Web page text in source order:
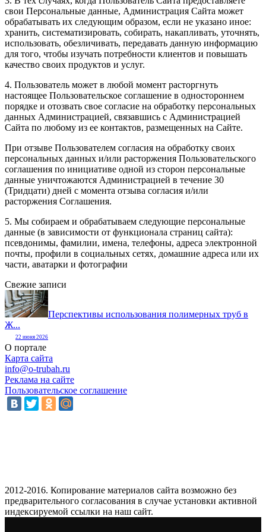
свои Персональные данные, Администрация Сайта может
обрабатывать их следующим образом, если не указано иное:
хранить, систематизировать, собирать, накапливать, уточнять,
использовать, обезличивать, передавать данную информацию
для того, чтобы изучать потребности клиентов и повышать
качество своих продуктов и услуг.
4. Пользователь может в любой момент расторгнуть
настоящее Пользовательское соглашение в одностороннем
порядке и отозвать свое согласие на обработку персональных
данных Администрацией, связавшись с Администрацией
Сайта по любому из ее контактов, размещенных на Сайте.
При отзыве Пользователем согласия на обработку своих
персональных данных и/или расторжения Пользовательского
соглашения по инициативе одной из сторон персональные
данные уничтожаются Администрацией в течение 30
(Тридцати) дней с момента отзыва согласия и/или
расторжения Соглашения.
5. Мы собираем и обрабатываем следующие персональные
данные (в зависимости от функционала страниц сайта):
псевдонимы, фамилии, имена, телефоны, адреса электронной
почты, профили в социальных сетях, домашние адреса или их
части, аватарки и фотографии
Свежие записи
Перспективы использования полимерных труб в
Ж...
22 июня 2026
О портале
Карта сайта
info@o-trubah.ru
Реклама на сайте
Пользовательское соглашение
2012-2016. Копирование материалов сайта возможно без
предварительного согласования в случае установки активной
индексируемой ссылки на наш сайт.